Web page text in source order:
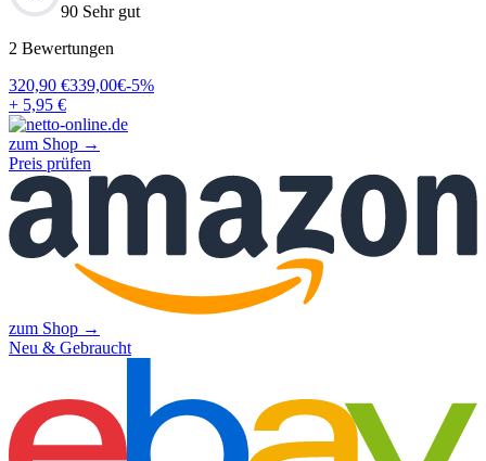
90 Sehr gut
2 Bewertungen
320,90 €339,00€-5%
+ 5,95 €
zum Shop →
Preis prüfen
zum Shop →
Neu & Gebraucht